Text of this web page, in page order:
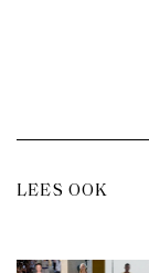
LEES OOK